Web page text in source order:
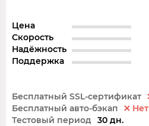
Цена
Скорость
Надёжность
Поддержка
Бесплатный SSL-сертификат
Бесплатный авто-бэкап
Нет
Тестовый период 30 дн.